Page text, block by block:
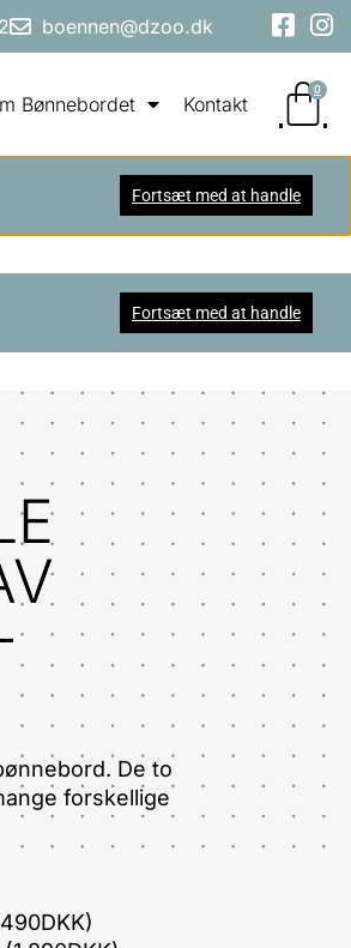
boennen@dzoo.dk
Bønnebordet Kontakt
0
Fortsæt med at handle
Fortsæt med at handle
De to
forskellige